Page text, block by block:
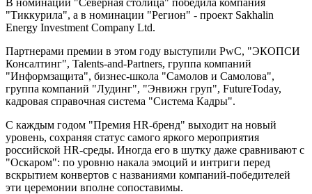
"Тиккурила", а в номинации "Регион" - проект Sakhalin
Energy Investment Company Ltd.
Партнерами премии в этом году выступили PwC, "ЭКОПСИ
Консалтинг", Talents-and-Partners, группа компаний
"Информзащита", бизнес-школа "Самолов и Самолова",
группа компаний "Лудинг", "Энвижн груп", FutureToday,
кадровая справочная система "Система Кадры".
С каждым годом "Премия HR-бренд" выходит на новый
уровень, сохраняя статус самого яркого мероприятия
российской HR-среды. Иногда его в шутку даже сравнивают с
"Оскаром": по уровню накала эмоций и интриги перед
вскрытием конвертов с названиями компаний-победителей
эти церемонии вполне сопоставимы.